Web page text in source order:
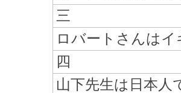
三
ロバートさんはイ
四
山下先生は日本人